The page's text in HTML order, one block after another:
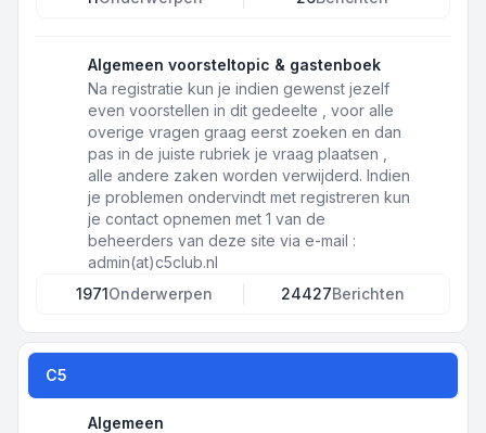
Algemeen voorsteltopic & gastenboek
Na registratie kun je indien gewenst jezelf
even voorstellen in dit gedeelte , voor alle
overige vragen graag eerst zoeken en dan
pas in de juiste rubriek je vraag plaatsen ,
alle andere zaken worden verwijderd. Indien
je problemen ondervindt met registreren kun
je contact opnemen met 1 van de
beheerders van deze site via e-mail :
admin(at)c5club.nl
1971Onderwerpen 24427Berichten
C5
Algemeen